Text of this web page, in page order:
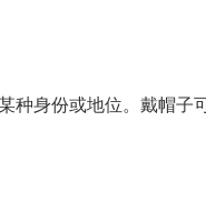
种身份或地位。戴帽子